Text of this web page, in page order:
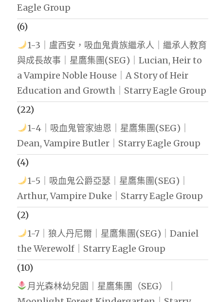
Eagle Group
(6)
1-3｜盧西安，吸血鬼貴族繼承人｜繼承人教育
與成長故事｜星鷹集團(SEG)｜Lucian, Heir to
a Vampire Noble House｜A Story of Heir
Education and Growth｜Starry Eagle Group
(22)
1-4｜吸血鬼管家迪恩｜星鷹集團(SEG)｜
Dean, Vampire Butler｜Starry Eagle Group
(4)
1-5｜吸血鬼公爵亞瑟｜星鷹集團(SEG)｜
Arthur, Vampire Duke｜Starry Eagle Group
(2)
1-7｜狼人丹尼爾｜星鷹集團(SEG)｜Daniel
the Werewolf｜Starry Eagle Group
(10)
月光森林幼兒園｜星鷹集團（SEG）｜